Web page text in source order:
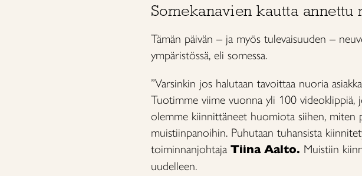
Somekanavien kautta annettu
Tämän päivän – ja myös tulevaisuuden –
ympäristössä, eli somessa.
”Varsinkin jos halutaan tavoittaa nuoria
Tuotimme viime vuonna yli 100 videoklippiä,
olemme kiinnittäneet huomiota siihen, miten
muistiinpanoihin. Puhutaan tuhansista
toiminnanjohtaja Tiina Aalto. Muistiin
uudelleen.